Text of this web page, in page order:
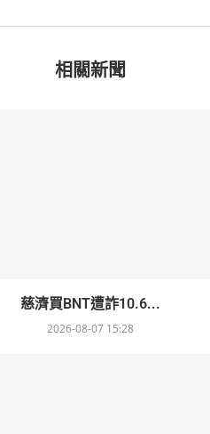
相關新聞
慈濟買BNT遭詐10.6...
2026-08-07 15:28